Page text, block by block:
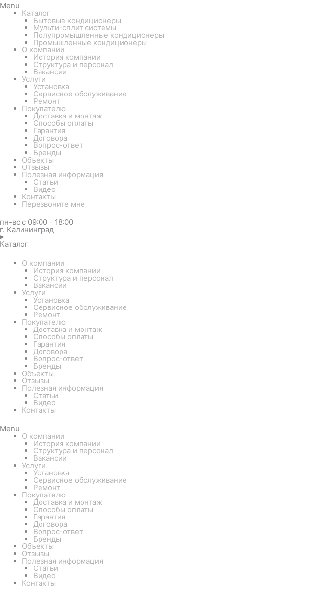
Menu
Каталог
Бытовые кондиционеры
Мульти-сплит системы
Полупромышленные кондиционеры
Промышленные кондиционеры
О компании
История компании
Структура и персонал
Вакансии
Услуги
Установка
Сервисное обслуживание
Ремонт
Покупателю
Доставка и монтаж
Способы оплаты
Гарантия
Договора
Вопрос-ответ
Бренды
Объекты
Отзывы
Полезная информация
Статьи
Видео
Контакты
Перезвоните мне
пн-вс с 09:00 - 18:00
г. Калининград
Каталог
О компании
История компании
Структура и персонал
Вакансии
Услуги
Установка
Сервисное обслуживание
Ремонт
Покупателю
Доставка и монтаж
Способы оплаты
Гарантия
Договора
Вопрос-ответ
Бренды
Объекты
Отзывы
Полезная информация
Статьи
Видео
Контакты
Menu
О компании
История компании
Структура и персонал
Вакансии
Услуги
Установка
Сервисное обслуживание
Ремонт
Покупателю
Доставка и монтаж
Способы оплаты
Гарантия
Договора
Вопрос-ответ
Бренды
Объекты
Отзывы
Полезная информация
Статьи
Видео
Контакты